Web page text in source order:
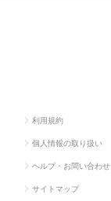
利用規約
個人情報の取り扱い
ヘルプ・お問い合わせ
サイトマップ